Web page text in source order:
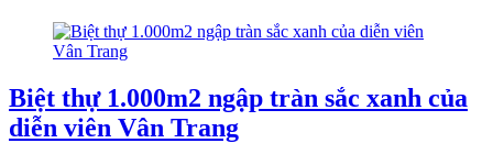
Biệt thự 1.000m2 ngập tràn sắc xanh của
diễn viên Vân Trang